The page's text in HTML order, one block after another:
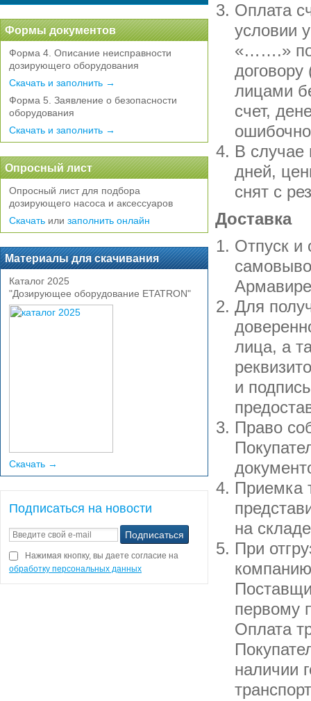
Оплата
условии
«…….» по
договору
лицами
счет,
В случае
дней,
снят с
Доставка
Отпуск и
Для
лица, а
и
Право
Приемка
на
При
первому
Оплата
наличии
Формы документов
Форма 4. Описание неисправности
дозирующего оборудования
Скачать и заполнить →
Форма 5. Заявление о безопасности
оборудования
Скачать и заполнить →
Опросный лист
Опросный лист для подбора
дозирующего насоса и аксессуаров
Скачать или заполнить онлайн
Материалы для скачивания
Каталог 2025
"Дозирующее оборудование ETATRON"
Скачать →
Подписаться на новости
Нажимая кнопку, вы даете согласие на
обработку персональных данных